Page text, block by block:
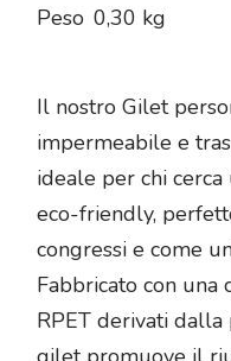
Peso 0,30 kg
Il nostro Gilet
impermeabile e
ideale per chi
eco-friendly,
congressi e come
Fabbricato con una
RPET derivati dalla